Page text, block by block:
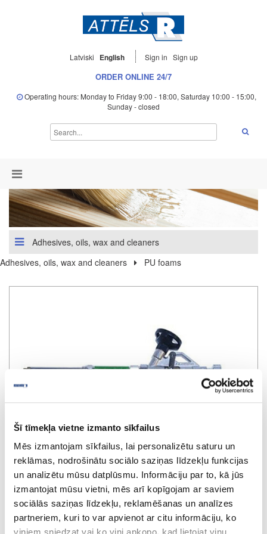
Šī tīmekļa vietne izmanto sīkfailus
Mēs izmantojam sīkfailus, lai personalizētu saturu un
reklāmas, nodrošinātu sociālo saziņas līdzekļu funkcijas
un analizētu mūsu datplūsmu. Informāciju par to, kā jūs
izmantojat mūsu vietni, mēs arī kopīgojam ar saviem
sociālās saziņas līdzekļu, reklamēšanas un analīzes
partneriem, kuri to var apvienot ar citu informāciju, ko
Latviski English Sign in Sign up
ORDER ONLINE 24/7
Operating hours: Monday to Friday 9:00 - 18:00, Saturday 10:00 - 15:00,
Sunday - closed
Adhesives, oils, wax and cleaners
Adhesives, oils, wax and cleaners
PU foams
Foam gun 9070 Teflogreen